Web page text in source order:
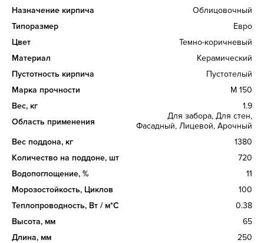
Назначение кирпича
Облицовочный
Типоразмер
Евро
Цвет
Темно-коричневый
Материал
Керамический
Пустотность кирпича
Пустотелый
Марка прочности
М 150
Вес, кг
1.9
Область применения
Для забора, Для стен,
Фасадный, Лицевой, Арочный
Вес поддона, кг
1380
Количество на поддоне, шт
720
Водопоглощение, %
11
Морозостойкость, Циклов
100
Теплопроводность, Вт / м*С
0.38
Высота, мм
65
Длина, мм
250